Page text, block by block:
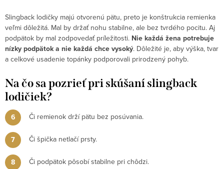
Slingback lodičky majú otvorenú pätu, preto je konštrukcia remienka
veľmi dôležitá. Mal by držať nohu stabilne, ale bez tvrdého pocitu. Aj
podpätok by mal zodpovedať príležitosti. Nie každá žena potrebuje
nízky podpätok a nie každá chce vysoký. Dôležité je, aby výška, tvar
a celkové usadenie topánky podporovali prirodzený pohyb.
Na čo sa pozrieť pri skúšaní slingback
lodičiek?
Či remienok drží pätu bez posúvania.
Či špička netlačí prsty.
Či podpätok pôsobí stabilne pri chôdzi.